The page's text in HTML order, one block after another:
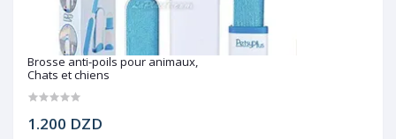
Brosse anti-poils pour animaux,
Chats et chiens
1.200 DZD